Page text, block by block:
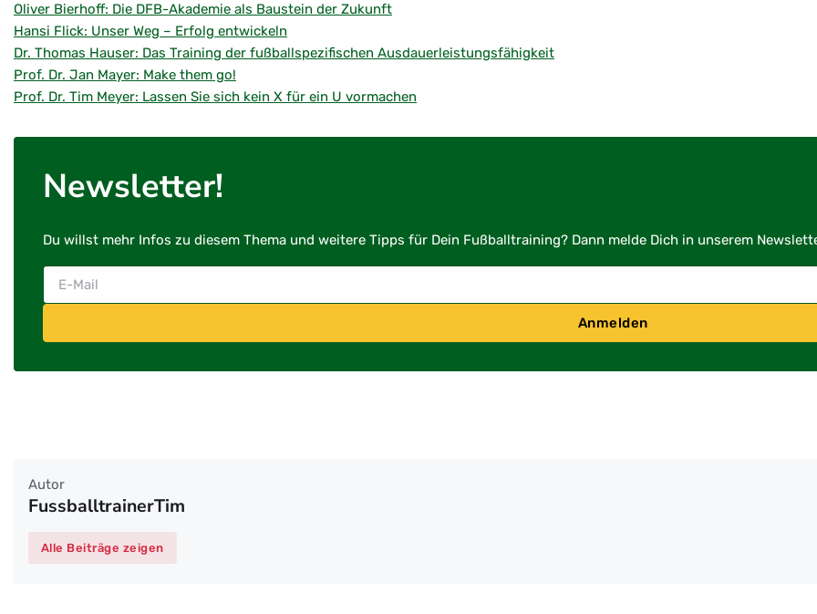
Oliver Bierhoff: Die DFB-Akademie als Baustein der Zukunft
Hansi Flick: Unser Weg – Erfolg entwickeln
Dr. Thomas Hauser: Das Training der fußballspezifischen Ausdauerleistungsfähigkeit
Prof. Dr. Jan Mayer: Make them go!
Prof. Dr. Tim Meyer: Lassen Sie sich kein X für ein U vormachen
Newsletter!
Du willst mehr Infos zu diesem Thema und weitere Tipps für Dein Fußballtraining? Dann melde Dich in unserem
Anmelden
Autor
FussballtrainerTim
Alle Beiträge zeigen